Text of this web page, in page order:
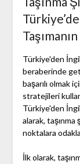
Türkiye'den
beraberinde
başarılı olmak
stratejileri
Türkiye'den
alarak,
noktalara
İlk olarak,